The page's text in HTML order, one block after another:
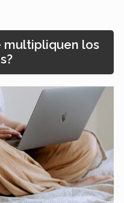
multipliquen los